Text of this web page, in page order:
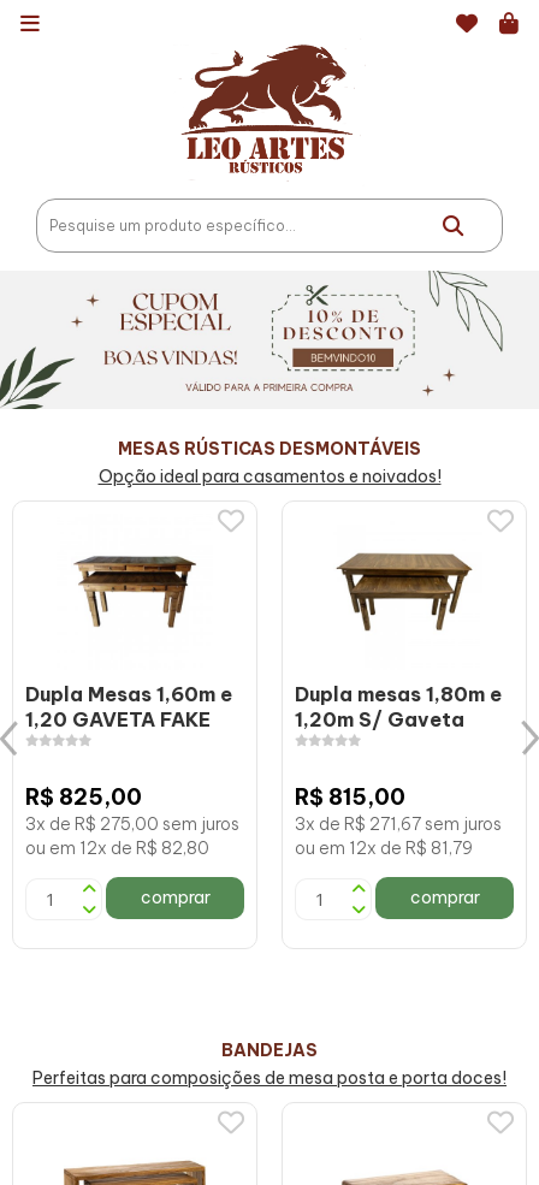
MESAS RÚSTICAS DESMONTÁVEIS
Opção ideal para casamentos e noivados!
Dupla Mesas 1,60m e
1,20 GAVETA FAKE
R$ 825,00
3x de R$ 275,00 sem juros
ou em 12x de R$ 82,80
comprar
Dupla mesas 1,80m e
1,20m S/ Gaveta
R$ 815,00
3x de R$ 271,67 sem juros
ou em 12x de R$ 81,79
comprar
BANDEJAS
Perfeitas para composições de mesa posta e porta doces!